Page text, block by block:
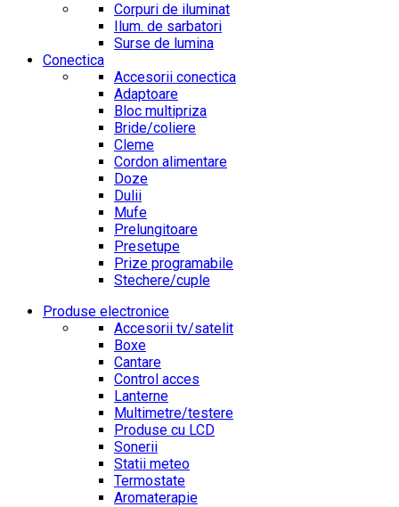
Corpuri de iluminat
Ilum. de sarbatori
Surse de lumina
Conectica
Accesorii conectica
Adaptoare
Bloc multipriza
Bride/coliere
Cleme
Cordon alimentare
Doze
Dulii
Mufe
Prelungitoare
Presetupe
Prize programabile
Stechere/cuple
Produse electronice
Accesorii tv/satelit
Boxe
Cantare
Control acces
Lanterne
Multimetre/testere
Produse cu LCD
Sonerii
Statii meteo
Termostate
Aromaterapie